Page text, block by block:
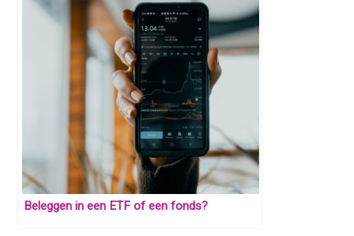
Beleggen in een ETF of een fonds?